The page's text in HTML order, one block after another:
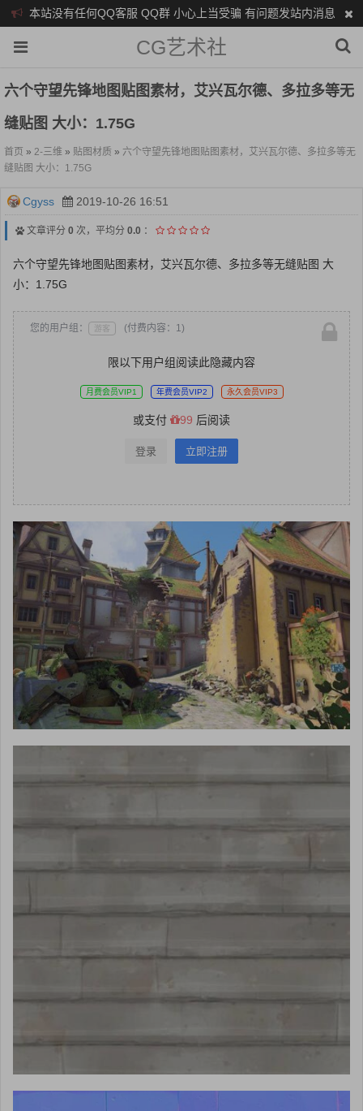
本站没有任何QQ客服 QQ群 小心上当受骗 有问题发站内消息
CG艺术社
六个守望先锋地图贴图素材，艾兴瓦尔德、多拉多等无
缝贴图 大小：1.75G
首页 » 2-三维 » 贴图材质 » 六个守望先锋地图贴图素材，艾兴瓦尔德、多拉多等无
缝贴图 大小：1.75G
Cgyss 2019-10-26 16:51
文章评分 0 次，平均分 0.0 ：
六个守望先锋地图贴图素材，艾兴瓦尔德、多拉多等无缝贴图 大
小：1.75G
您的用户组： 游客 (付费内容：1)
限以下用户组阅读此隐藏内容
月费会员VIP1 年费会员VIP2 永久会员VIP3
或支付 99 后阅读
登录 立即注册